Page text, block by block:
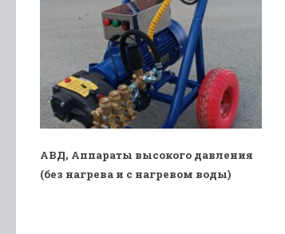
АВД, Аппараты высокого давления
(без нагрева и с нагревом воды)